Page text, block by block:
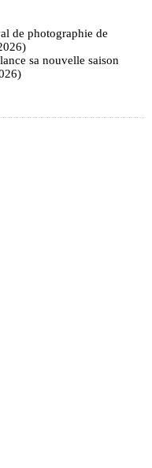
de photographie de
sa nouvelle saison